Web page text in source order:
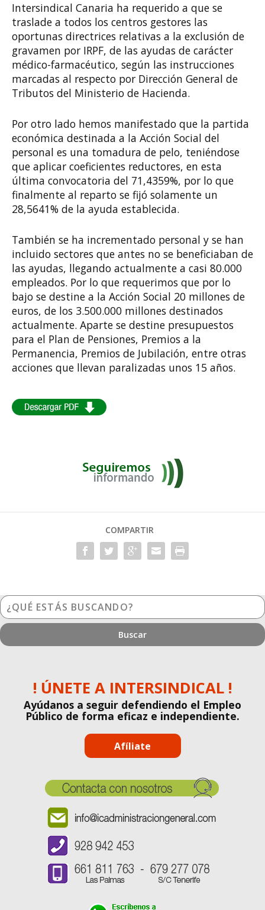
Intersindical Canaria ha requerido a que se
traslade a todos los centros gestores las
oportunas directrices relativas a la exclusión de
gravamen por IRPF, de las ayudas de carácter
médico-farmacéutico, según las instrucciones
marcadas al respecto por Dirección General de
Tributos del Ministerio de Hacienda.
Por otro lado hemos manifestado que la partida
económica destinada a la Acción Social del
personal es una tomadura de pelo, teniéndose
que aplicar coeficientes reductores, en esta
última convocatoria del 71,4359%, por lo que
finalmente al reparto se fijó solamente un
28,5641% de la ayuda establecida.
También se ha incrementado personal y se han
incluido sectores que antes no se beneficiaban de
las ayudas, llegando actualmente a casi 80.000
empleados. Por lo que requerimos que por lo
bajo se destine a la Acción Social 20 millones de
euros, de los 3.500.000 millones destinados
actualmente. Aparte se destine presupuestos
para el Plan de Pensiones, Premios a la
Permanencia, Premios de Jubilación, entre otras
acciones que llevan paralizadas unos 15 años.
COMPARTIR
¿Qué
estás
buscando?
! ÚNETE A INTERSINDICAL !
Ayúdanos a seguir defendiendo el Empleo
Público de forma eficaz e independiente.
Afíliate